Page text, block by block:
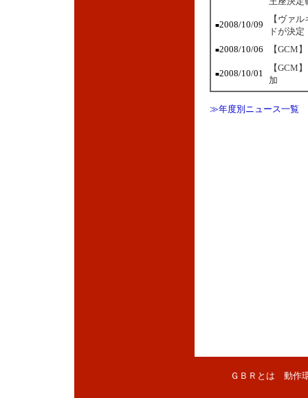
■2008/10/09
【ヴァ
ドが決定
■2008/10/06 【GCM
■2008/10/01
【GCM
加
≫年度別ニュース一覧
ＧＢＲとは 動作